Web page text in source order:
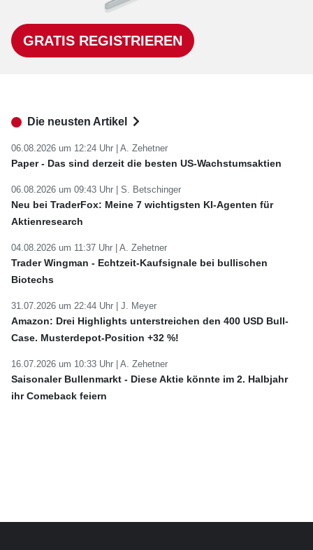
GRATIS REGISTRIEREN
Die neusten Artikel
06.08.2026 um 12:24 Uhr | A. Zehetner
Paper - Das sind derzeit die besten US-Wachstumsaktien
06.08.2026 um 09:43 Uhr | S. Betschinger
Neu bei TraderFox: Meine 7 wichtigsten KI-Agenten für
Aktienresearch
04.08.2026 um 11:37 Uhr | A. Zehetner
Trader Wingman - Echtzeit-Kaufsignale bei bullischen
Biotechs
31.07.2026 um 22:44 Uhr | J. Meyer
Amazon: Drei Highlights unterstreichen den 400 USD Bull-
Case. Musterdepot-Position +32 %!
16.07.2026 um 10:33 Uhr | A. Zehetner
Saisonaler Bullenmarkt - Diese Aktie könnte im 2. Halbjahr
ihr Comeback feiern